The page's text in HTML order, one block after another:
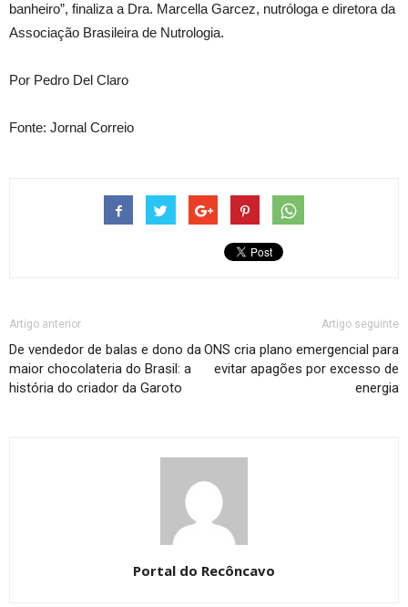
banheiro”, finaliza a Dra. Marcella Garcez, nutróloga e diretora da
Associação Brasileira de Nutrologia.
Por Pedro Del Claro
Fonte: Jornal Correio
Artigo anterior
De vendedor de balas e dono da
maior chocolateria do Brasil: a
história do criador da Garoto
Artigo seguinte
ONS cria plano emergencial para
evitar apagões por excesso de
energia
Portal do Recôncavo